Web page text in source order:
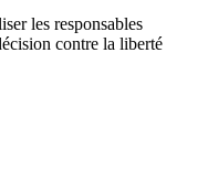
les responsables
contre la liberté